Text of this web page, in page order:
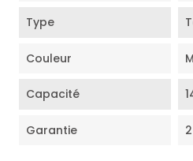
Type
Couleur
Capacité
Garantie